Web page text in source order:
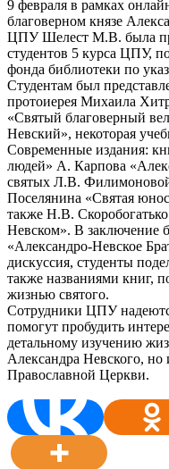
9 февраля в рамках
благоверном князе
ЦПУ Шелест М.В. была
студентов 5 курса ЦПУ,
фонда библиотеки по
Студентам был
протоиерея Михаила
«Святый благоверный
Невский», некоторая
Современные издания:
людей» А. Карпова
святых Л.В.
Поселянина «Святая
также Н.В.
Невском». В заключение
«Александро-Невское
дискуссия, студенты
также названиями книг,
жизнью святого.
Сотрудники ЦПУ
помогут пробудить
детальному изучению
Александра Невского, но
Православной Церкви.